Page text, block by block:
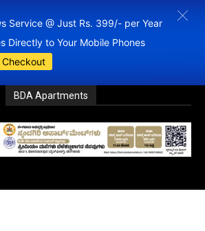
Service @ Just Rs. 399/- per Year
Directly to Your Mobile Phones
Checkout
BDA Apartments